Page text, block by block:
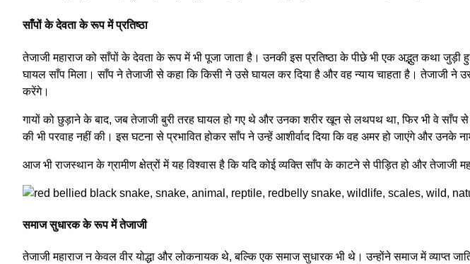
साँपों के देवता के रूप में प्रतिष्ठा
तेजाजी महाराज को साँपों के देवता के रूप में भी पूजा जाता है। उनकी इस प्रतिष्ठा के पीछे भी एक अद्भुत कथा
घायल साँप मिला। साँप ने तेजाजी से कहा कि किसी ने उसे घायल कर दिया है और वह न्याय चाहता है। तेजाजी
करेंगे।
गायों को छुड़ाने के बाद, जब तेजाजी बुरी तरह घायल हो गए थे और उनका शरीर खून से लथपथ था, फिर भी वे साँप से
की भी परवाह नहीं की। इस घटना से प्रभावित होकर साँप ने उन्हें आशीर्वाद दिया कि वह अमर हो जाएंगे और उनके
आज भी राजस्थान के ग्रामीण क्षेत्रों में यह विश्वास है कि यदि कोई व्यक्ति साँप के काटने से पीड़ित हो और तेजाजी
समाज सुधारक के रूप में तेजाजी
तेजाजी महाराज न केवल वीर योद्धा और लोकनायक थे, बल्कि एक समाज सुधारक भी थे। उन्होंने समाज में व्याप्त